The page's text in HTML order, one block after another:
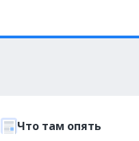
Что там опять